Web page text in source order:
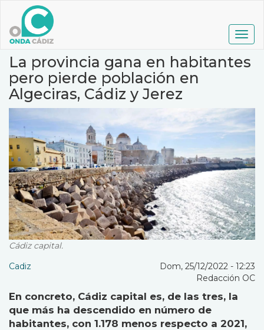
contenido
principal
La provincia gana en habitantes
pero pierde población en
Algeciras, Cádiz y Jerez
Cádiz capital.
Cadiz
Dom, 25/12/2022 - 12:23
Redacción OC
En concreto, Cádiz capital es, de las tres, la
que más ha descendido en número de
habitantes, con 1.178 menos respecto a 2021,